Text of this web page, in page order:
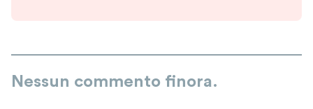
Nessun commento finora.